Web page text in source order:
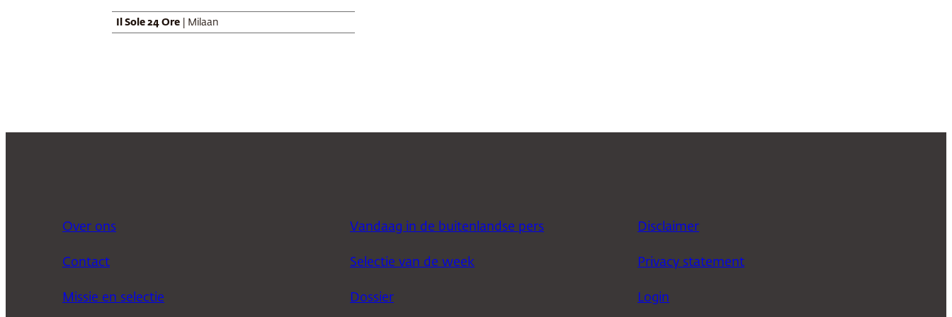
Il Sole 24 Ore | Milaan
Over ons
Contact
Missie en selectie
Vandaag in de buitenlandse pers
Selectie van de week
Dossier
Disclaimer
Privacy statement
Login